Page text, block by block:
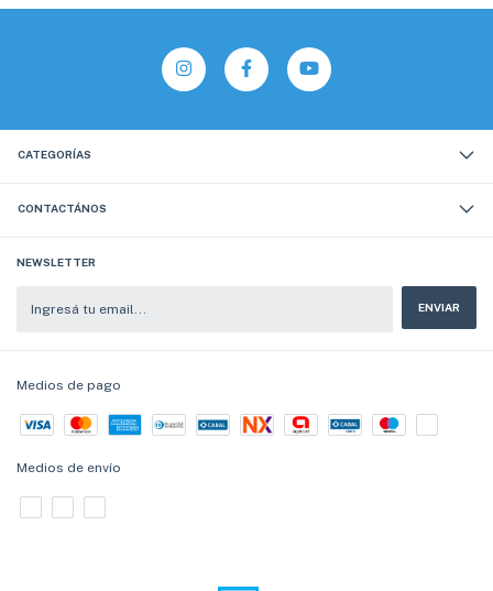
CATEGORÍAS
CONTACTÁNOS
NEWSLETTER
Medios de pago
Medios de envío